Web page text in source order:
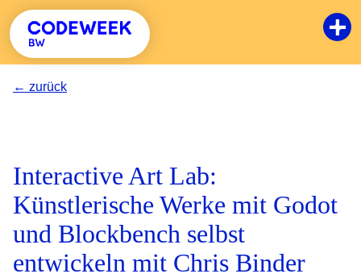
Zum Hauptinhalt springen
← zurück
Interactive Art Lab:
Künstlerische Werke mit Godot
und Blockbench selbst
entwickeln mit Chris Binder